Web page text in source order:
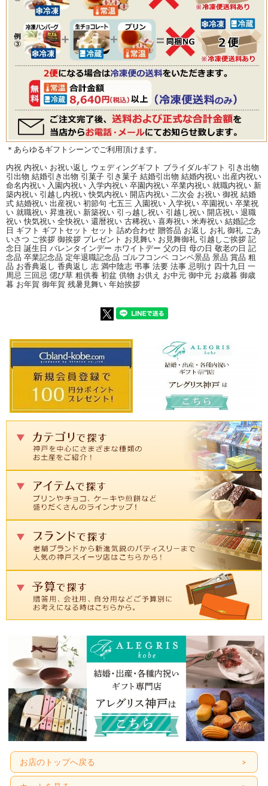
＊あらゆるギフトシーンでご利用頂けます。
内祝 内祝い お祝い返し ウェディングギフト ブライダルギフト 引き出物
引出物 結婚引き出物 引菓子 引き菓子 結婚引出物 結婚内祝い 出産内祝い
命名内祝い 入園内祝い 入学内祝い 卒園内祝い 卒業内祝い 就職内祝い 新
築内祝い 引越し内祝い 快気内祝い 開店内祝い 二次会 お祝い 御祝 結婚
式 結婚祝い 出産祝い 初節句 七五三 入園祝い 入学祝い 卒園祝い 卒業祝
い 就職祝い 昇進祝い 新築祝い 引っ越し祝い 引越し祝い 開店祝い 退職
祝い 快気祝い 全快祝い 還暦祝い 古稀祝い 喜寿祝い 米寿祝い 結婚記念
日 ギフト ギフトセット セット 詰め合わせ 贈答品 お返し お礼 御礼 ごあ
いさつ ご挨拶 御挨拶 プレゼント お見舞い お見舞御礼 引越しご挨拶 記
念日 誕生日 バレンタインデー ホワイトデー 父の日 母の日 敬老の日 記
念品 卒業記念品 定年退職記念品 ゴルフコンペ コンペ景品 景品 賞品 粗
品 お香典返し 香典返し 志 満中陰志 弔事 法要 法事 忌明け 四十九日 一
周忌 三回忌 偲び草 粗供養 初盆 供物 お供え お中元 御中元 お歳暮 御歳
暮 お年賀 御年賀 残暑見舞い 年始挨拶
お店のトップへ戻る